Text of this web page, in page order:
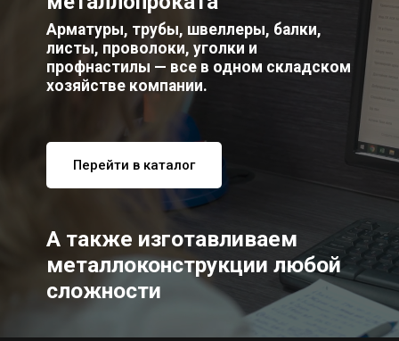
Арматуры, трубы, швеллеры, балки,
листы, проволоки, уголки и
профнастилы — все в одном складском
хозяйстве компании.
Перейти в каталог
А также изготавливаем
металлоконструкции любой
сложности